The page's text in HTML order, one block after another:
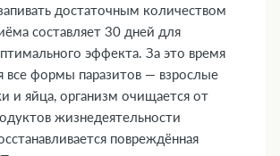
достаточным количеством
составляет 30 дней для
эффекта. За это время
все формы паразитов — взрослые
и яйца, организм очищается от
жизнедеятельности
повреждённая